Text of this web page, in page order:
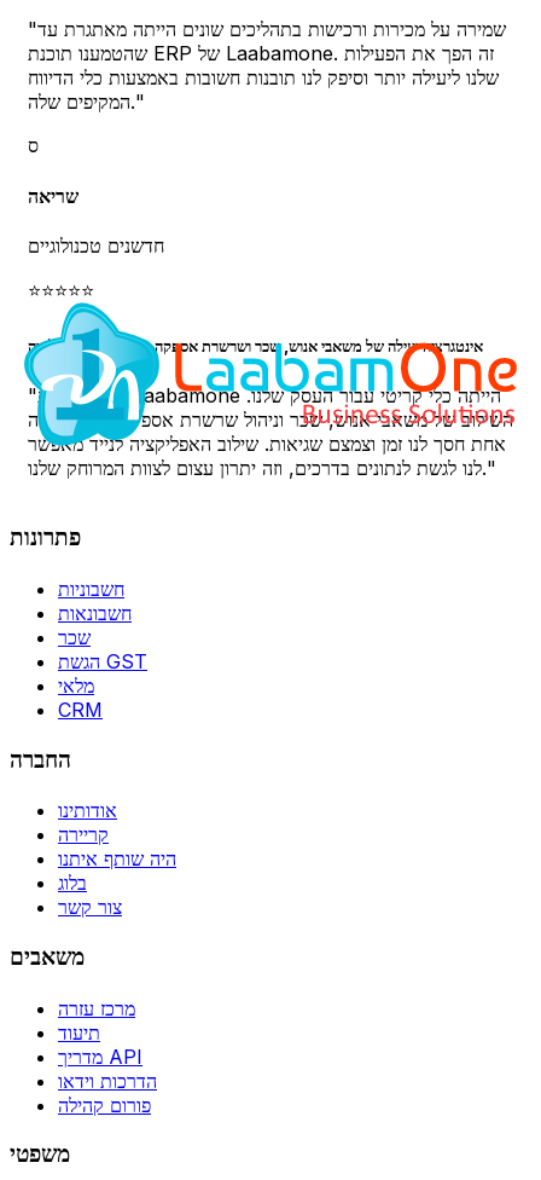
"שמירה על מכירות ורכישות בתהליכים שונים הייתה מאתגרת עד
שהטמענו תוכנת ERP של Laabamone. זה הפך את הפעילות
שלנו ליעילה יותר וסיפק לנו תובנות חשובות באמצעות כלי הדיווח
המקיפים שלה."
ס
שריאה
חדשנים טכנולוגיים
⭐⭐⭐⭐⭐
אינטגרציה יעילה של משאבי אנוש, שכר ושרשרת אספקה ​​עבור חדשני טכנולוגיה
"תוכנת ERP Laabamone הייתה כלי קריטי עבור העסק שלנו.
השילוב של משאבי אנוש, שכר וניהול שרשרת אספקה ​​בפלטפורמה
אחת חסך לנו זמן וצמצם שגיאות. שילוב האפליקציה לנייד מאפשר
לנו לגשת לנתונים בדרכים, וזה יתרון עצום לצוות המרוחק שלנו."
פתרונות
חשבוניות
חשבונאות
שכר
הגשת GST
מלאי
CRM
החברה
אודותינו
קריירה
היה שותף איתנו
בלוג
צור קשר
משאבים
מרכז עזרה
תיעוד
מדריך API
הדרכות וידאו
פורום קהילה
משפטי